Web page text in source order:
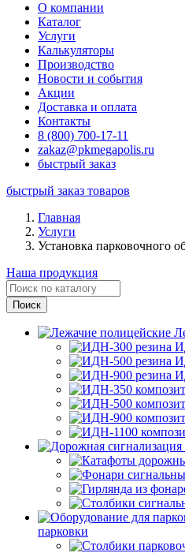
О компании
Каталог
Услуги
Калькуляторы
Производство
Новости и события
Акции
Доставка и оплата
Контакты
8 (800) 700-17-11
zakaz@pkmegapolis.ru
быстрый заказ
быстрый заказ товаров
Главная
Услуги
Установка парковочного
Наша продукция
парковки